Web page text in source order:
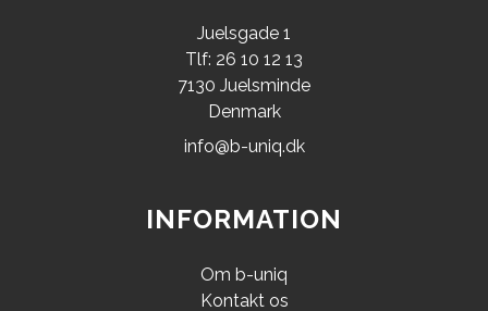
Juelsgade 1
Tlf: 26 10 12 13
7130 Juelsminde
Denmark
info@b-uniq.dk
INFORMATION
Om b-uniq
Kontakt os